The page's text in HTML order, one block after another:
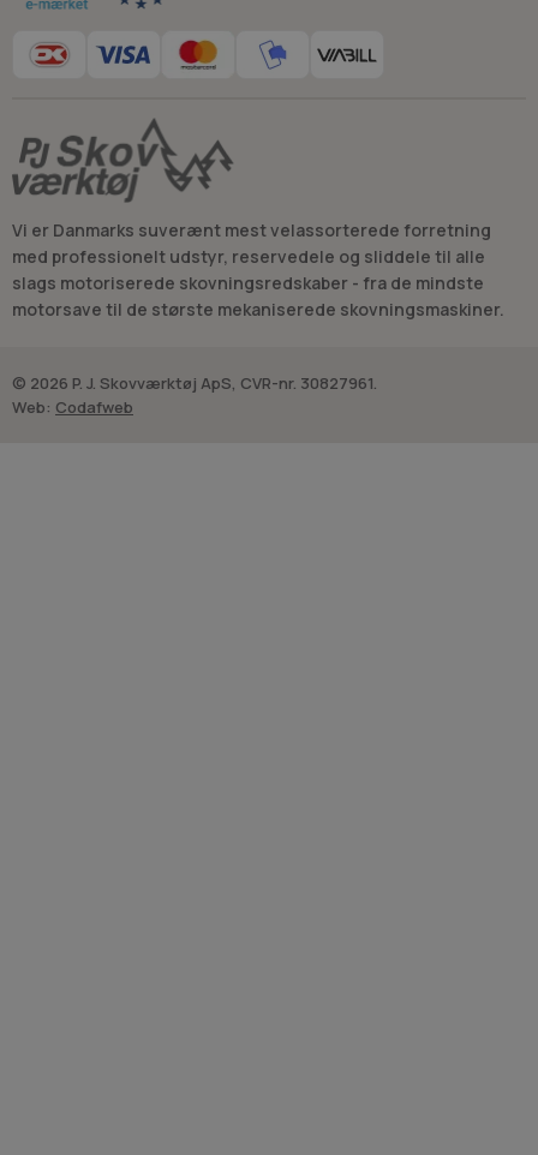
Vi er Danmarks suverænt mest velassorterede forretning
med professionelt udstyr, reservedele og sliddele til alle
slags motoriserede skovningsredskaber - fra de mindste
motorsave til de største mekaniserede skovningsmaskiner.
© 2026 P. J. Skovværktøj ApS, CVR-nr. 30827961.
Web: Codafweb